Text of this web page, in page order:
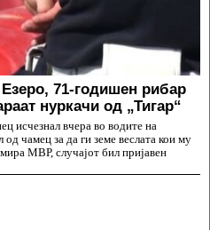
71-годишен рибар
нуркачи од „Тигар“
исчезнал вчера во водите на
чамец за да ги земе веслата кои му
МВР, случајот бил пријавен